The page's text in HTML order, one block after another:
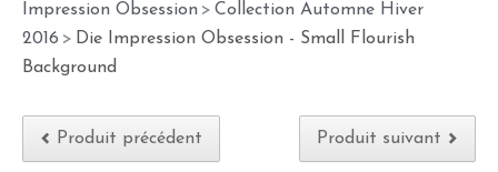
Impression Obsession > Collection Automne Hiver
2016 > Die Impression Obsession - Small Flourish
Background
Produit précédent Produit suivant